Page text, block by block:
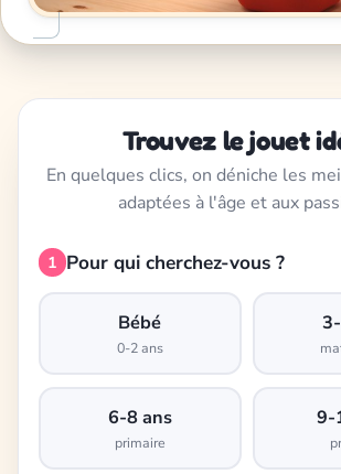
Trouvez le jouet
En quelques clics, on déniche les
adaptées à l'âge et aux
1 Pour qui cherchez-vous ?
Bébé
0-2 ans
6-8 ans
primaire
9-